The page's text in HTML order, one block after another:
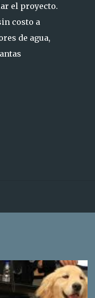
el proyecto.
costo a
de agua,